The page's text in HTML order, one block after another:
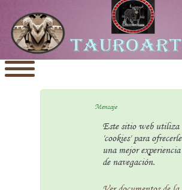
Mensaje
Este sitio web utiliza
'cookies' para ofrecerle
una mejor experiencia
de navegación.